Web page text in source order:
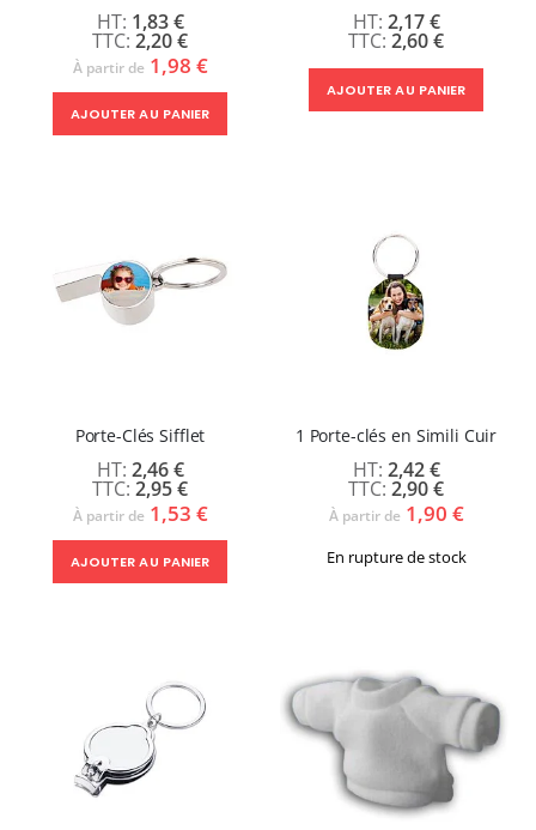
2,20 €
1,83 €
À partir de 1,98 €
AJOUTER AU PANIER
2,60 €
2,17 €
AJOUTER AU PANIER
Porte-Clés Sifflet
2,95 €
2,46 €
À partir de 1,53 €
AJOUTER AU PANIER
1 Porte-clés en Simili Cuir
2,90 €
2,42 €
À partir de 1,90 €
En rupture de stock